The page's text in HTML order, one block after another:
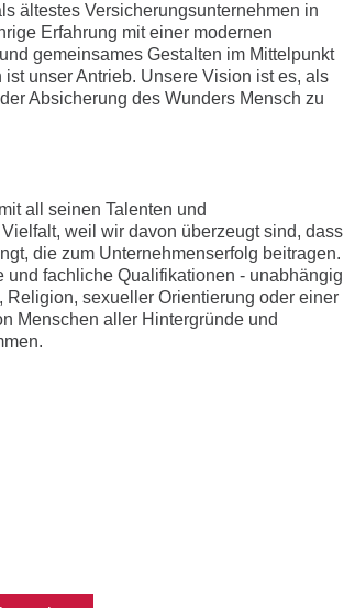
ältestes Versicherungsunternehmen in
Erfahrung mit einer modernen
gemeinsames Gestalten im Mittelpunkt
unser Antrieb. Unsere Vision ist es, als
Absicherung des Wunders Mensch zu
all seinen Talenten und
weil wir davon überzeugt sind, dass
die zum Unternehmenserfolg beitragen.
fachliche Qualifikationen - unabhängig
Religion, sexueller Orientierung oder einer
Menschen aller Hintergründe und